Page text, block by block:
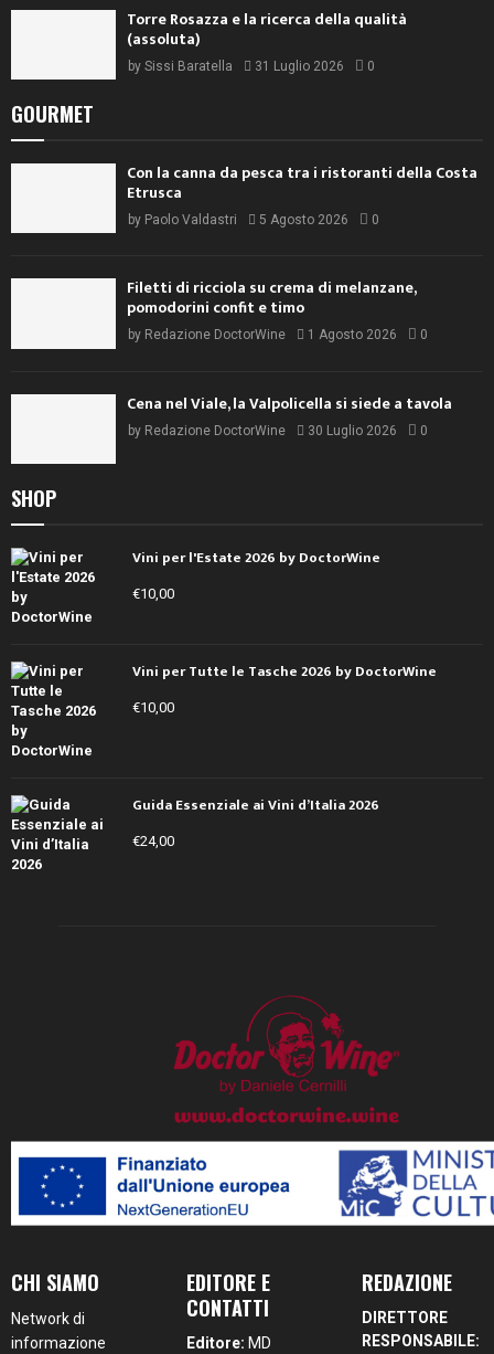
Torre Rosazza e la ricerca della qualità
(assoluta)
by Sissi Baratella 31 Luglio 2026 0
GOURMET
Con la canna da pesca tra i ristoranti della Costa
Etrusca
by Paolo Valdastri 5 Agosto 2026 0
Filetti di ricciola su crema di melanzane,
pomodorini confit e timo
by Redazione DoctorWine 1 Agosto 2026 0
Cena nel Viale, la Valpolicella si siede a tavola
by Redazione DoctorWine 30 Luglio 2026 0
SHOP
Vini per l'Estate 2026 by DoctorWine
€10,00
Vini per Tutte le Tasche 2026 by DoctorWine
€10,00
Guida Essenziale ai Vini d’Italia 2026
€24,00
CHI SIAMO
Network di
informazione
EDITORE E
CONTATTI
Editore: MD
REDAZIONE
DIRETTORE
RESPONSABILE: